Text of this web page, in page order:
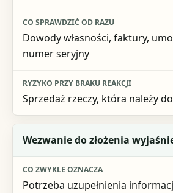
Dowody własności, faktury,
numer seryjny
Sprzedaż rzeczy, która należy
Wezwanie do złożenia
Potrzeba uzupełnienia